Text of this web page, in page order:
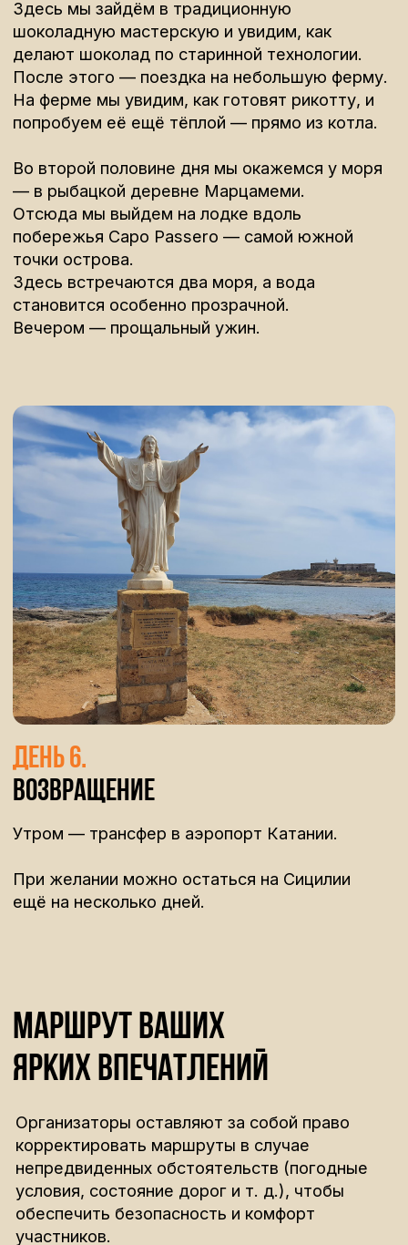
Стоимость тура
Медицинская страховка
Оплатить бронь
Проживание в номере более
высокого класса
Личные расходы
Оставить заявку
Villa Felicia
Среди благоухающих цитрусовых садов, всего
в нескольких минутах от золотых пляжей Ното
Марина, расположилась Villa Felicia — уютный
семейный отель с атмосферой подлинного
отели, в которых мы
будем останавливаться
Оставьте свои данные и мы свяжемся с
вами
персональную
программу